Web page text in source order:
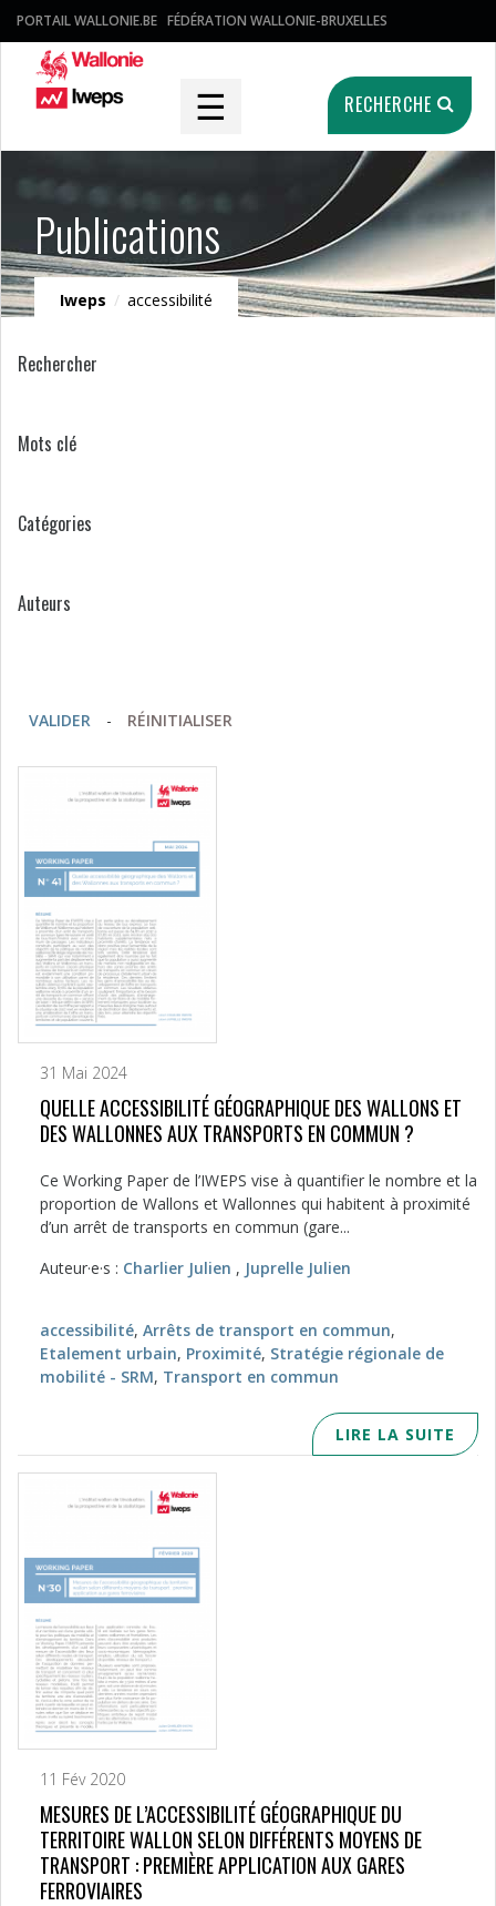
PORTAIL WALLONIE.BE FÉDÉRATION WALLONIE-BRUXELLES
☰ RECHERCHE
Publications
Iweps / accessibilité
Rechercher
Mots clé
Catégories
Auteurs
VALIDER - RÉINITIALISER
31 Mai 2024
QUELLE ACCESSIBILITÉ GÉOGRAPHIQUE DES WALLONS ET
DES WALLONNES AUX TRANSPORTS EN COMMUN ?
Ce Working Paper de l’IWEPS vise à quantifier le nombre et la
proportion de Wallons et Wallonnes qui habitent à proximité
d’un arrêt de transports en commun (gare...
Auteur·e·s : Charlier Julien , Juprelle Julien
accessibilité, Arrêts de transport en commun,
Etalement urbain, Proximité, Stratégie régionale de
mobilité - SRM, Transport en commun
LIRE LA SUITE
11 Fév 2020
MESURES DE L’ACCESSIBILITÉ GÉOGRAPHIQUE DU
TERRITOIRE WALLON SELON DIFFÉRENTS MOYENS DE
TRANSPORT : PREMIÈRE APPLICATION AUX GARES
FERROVIAIRES